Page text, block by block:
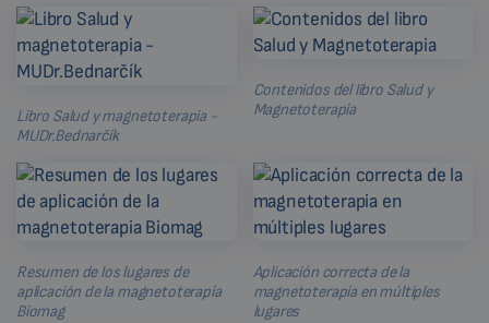
Libro Salud y magnetoterapia -
MUDr.Bednarčík
Contenidos del libro Salud y
Magnetoterapia
Resumen de los lugares de
aplicación de la magnetoterapia
Biomag
Aplicación correcta de la
magnetoterapia en múltiples
lugares